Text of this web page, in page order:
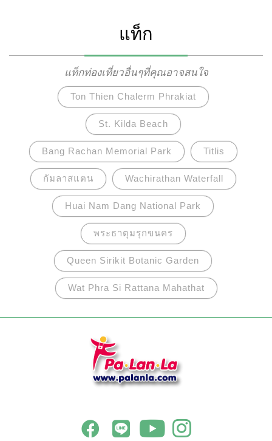
ในการขอแต่งงานอีกด้วยแท็ก
แท็กท่องเที่ยวอื่นๆที่คุณอาจสนใจ
Ton Thien Chalerm Phrakiat
St. Kilda Beach
Bang Rachan Memorial Park Titlis
กัมลาสแตน Wachirathan Waterfall
Huai Nam Dang National Park
พระธาตุมรุกขนคร
Queen Sirikit Botanic Garden
Wat Phra Si Rattana Mahathat